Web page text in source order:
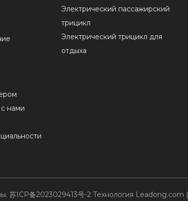
с нами
Электрический пассажирский
трицикл
Электрический трицикл для
отдыха
苏ICP备2023029413号-2 Технология Leadong.com |